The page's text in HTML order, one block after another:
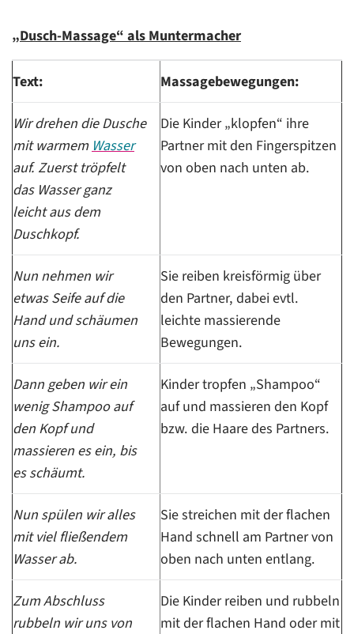
„Dusch-Massage“ als Muntermacher
Text: Massagebewegungen:
Wir drehen die Dusche
mit warmemWasser
auf. Zuerst tröpfelt
das Wasser ganz
leicht aus dem
Duschkopf.
Die Kinder „klopfen“ ihre
Partner mit den Fingerspitzen
von oben nach unten ab.
Nun nehmen wir
etwas Seife auf die
Hand und schäumen
uns ein.
Sie reiben kreisförmig über
den Partner, dabei evtl.
leichte massierende
Bewegungen.
Dann geben wir ein
wenig Shampoo auf
den Kopf und
massieren es ein, bis
es schäumt.
Kinder tropfen „Shampoo“
auf und massieren den Kopf
bzw. die Haare des Partners.
Nun spülen wir alles
mit viel fließendem
Wasser ab.
Sie streichen mit der flachen
Hand schnell am Partner von
oben nach unten entlang.
Zum Abschluss
rubbeln wir uns von
Die Kinder reiben und rubbeln
mit der flachen Hand oder mit